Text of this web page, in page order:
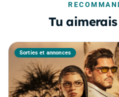
Tu
Sorties et annonces